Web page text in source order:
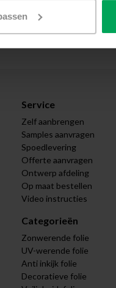
Service
Zelf aanbrengen
Samples aanvragen
Spoedlevering
Offerte aanvragen
Ontwerp afdeling
Op maat bestellen
Video instructies
Categorieën
Zonwerende folie
UV-werende folie
Anti inkijk folie
Decoratieve folie